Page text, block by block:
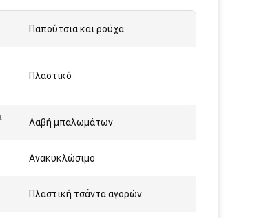
Παπούτσια και ρούχα
Πλαστικό
Λαβή μπαλωμάτων
Ανακυκλώσιμο
Πλαστική τσάντα αγορών